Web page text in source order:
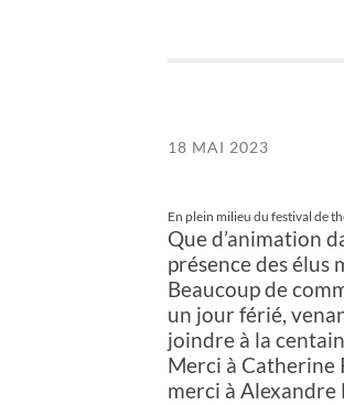
18 MAI 2023
En plein milieu du festival de
Que d’animation
présence des élus
Beaucoup de
un jour férié,
joindre à la
Merci à Catherine
merci à